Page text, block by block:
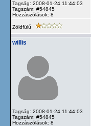
Tagság: 2008-01-24 11:44:03
Tagszám: #54845
Hozzászólások: 8
Zöldfülű
willis
Tagság: 2008-01-24 11:44:03
Tagszám: #54845
Hozzászólások: 8